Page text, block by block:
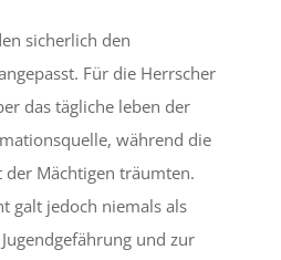
sicherlich den
Für die Herrscher
das tägliche leben der
während die
Mächtigen träumten.
galt jedoch niemals als
und zur